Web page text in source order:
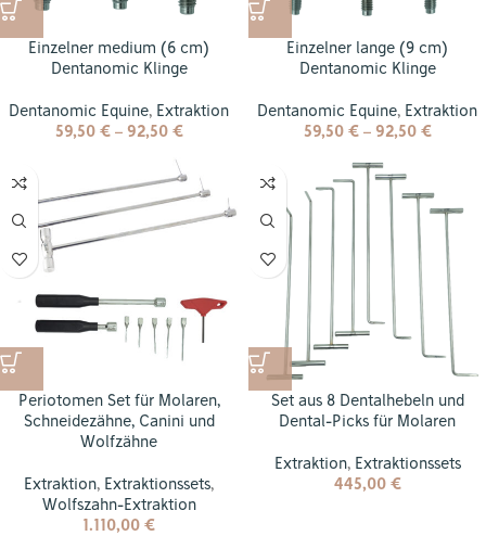
Einzelner medium (6 cm)
Dentanomic Klinge
Dentanomic Equine, Extraktion
59,50 € – 92,50 €
Einzelner lange (9 cm)
Dentanomic Klinge
Dentanomic Equine, Extraktion
59,50 € – 92,50 €
Periotomen Set für Molaren,
Schneidezähne, Canini und
Wolfzähne
Extraktion, Extraktionssets,
Wolfszahn-Extraktion
1.110,00 €
Set aus 8 Dentalhebeln und
Dental-Picks für Molaren
Extraktion, Extraktionssets
445,00 €